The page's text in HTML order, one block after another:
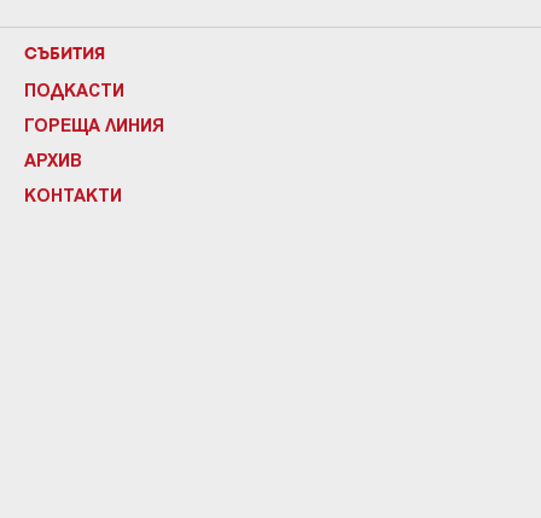
СЪБИТИЯ
ПОДКАСТИ
ГОРЕЩА ЛИНИЯ
АРХИВ
КОНТАКТИ